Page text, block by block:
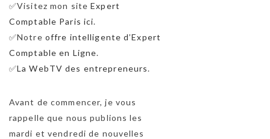
✅Visitez mon siteExpert
Comptable Paris ici.
✅Notre offre intelligente d’Expert
Comptable en Ligne.
✅La WebTV des entrepreneurs.
Avant de commencer, je vous
rappelle que nous publions les
mardi et vendredi de nouvelles